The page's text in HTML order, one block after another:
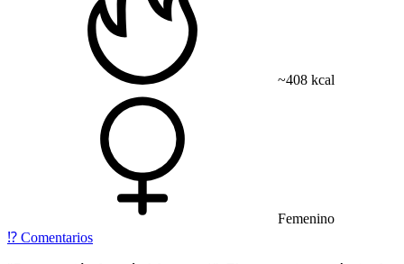
~408 kcal
Femenino
⁉️ Comentarios